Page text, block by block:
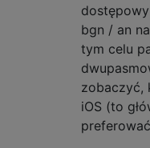
bgn / an
tym celu
zobaczyć,
iOS (to